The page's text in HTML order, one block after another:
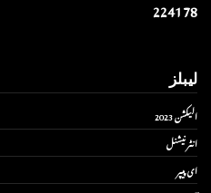
224178
لیبلز
الیکشن 2023
انٹر نیشنل
ای پیپر